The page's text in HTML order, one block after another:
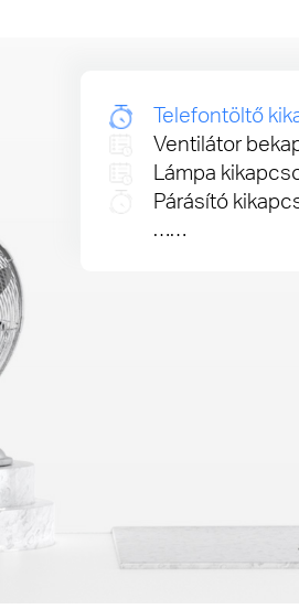
Telefontöltő
Ventilátor
Lámpa
Párásító
……